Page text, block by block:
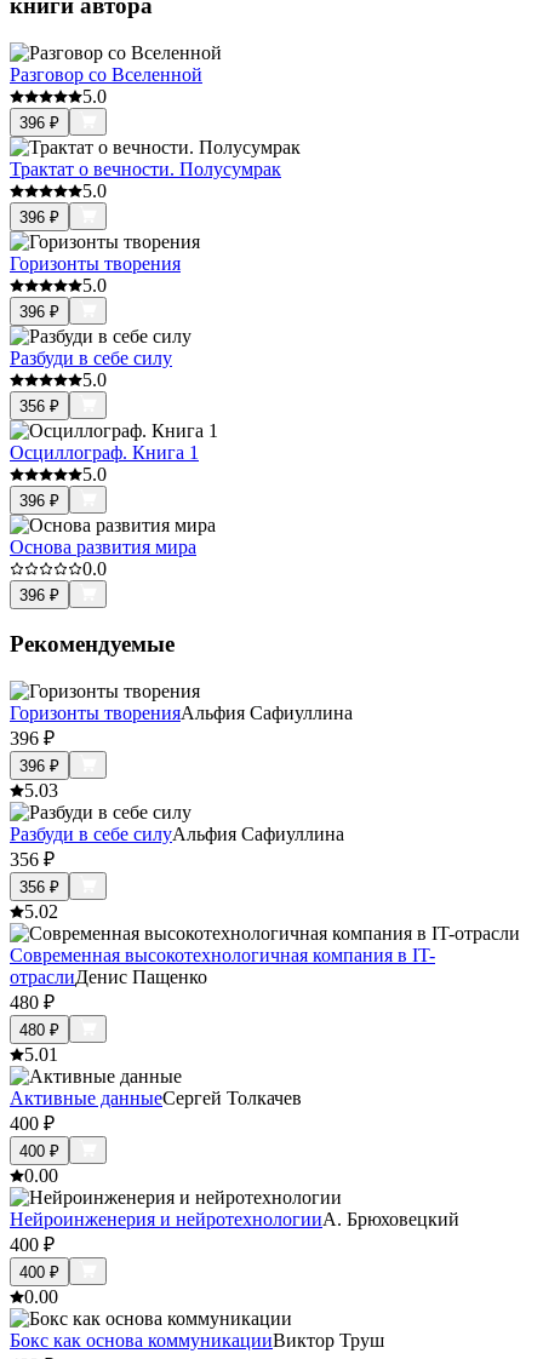
книги автора
Разговор со Вселенной
5.0
396 ₽
Трактат о вечности. Полусумрак
5.0
396 ₽
Горизонты творения
5.0
396 ₽
Разбуди в себе силу
5.0
356 ₽
Осциллограф. Книга 1
5.0
396 ₽
Основа развития мира
0.0
396 ₽
Рекомендуемые
Горизонты творенияАльфия Сафиуллина
396 ₽
396 ₽
5.03
Разбуди в себе силуАльфия Сафиуллина
356 ₽
356 ₽
5.02
Современная высокотехнологичная компания в IT-
отраслиДенис Пащенко
480 ₽
480 ₽
5.01
Активные данныеСергей Толкачев
400 ₽
400 ₽
0.00
Нейроинженерия и нейротехнологииА. Брюховецкий
400 ₽
400 ₽
0.00
Бокс как основа коммуникацииВиктор Труш